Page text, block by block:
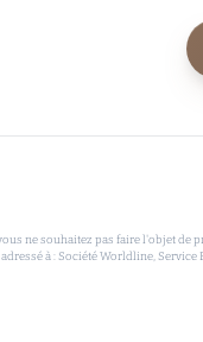
ne souhaitez pas faire l'objet
à : Société Worldline, Service